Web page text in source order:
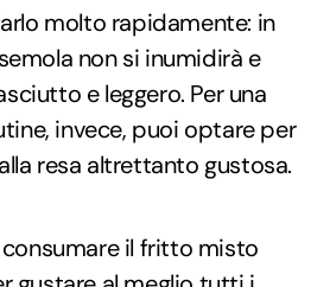
molto rapidamente: in
non si inumidirà e
e leggero. Per una
invece, puoi optare per
resa altrettanto gustosa.
il fritto misto